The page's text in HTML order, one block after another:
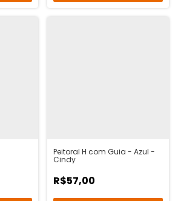
Peitoral H com Guia - Azul -
Cindy
R$57,00